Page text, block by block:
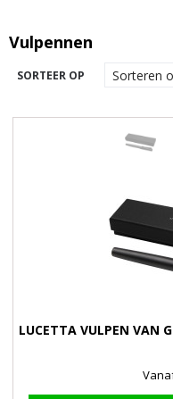
Vulpennen
SORTEER OP
LUCETTA VULPEN VAN